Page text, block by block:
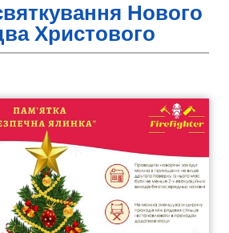
Нового
Христового